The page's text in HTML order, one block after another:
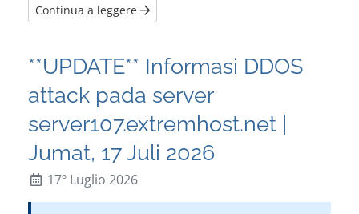
Continua a leggere
**UPDATE** Informasi DDOS
attack pada server
server107.extremhost.net |
Jumat, 17 Juli 2026
17º Luglio 2026